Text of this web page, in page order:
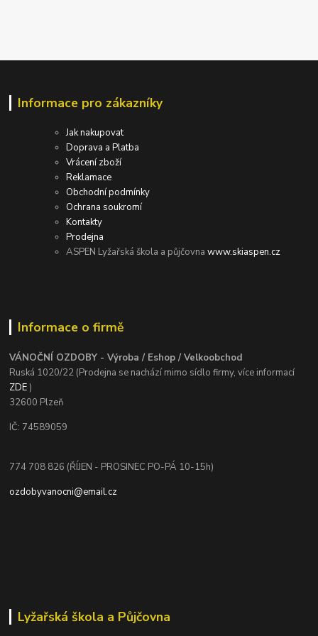
Informace pro zákazníky
Jak nakupovat
Doprava a Platba
Vrácení zboží
Reklamace
Obchodní podmínky
Ochrana soukromí
Kontakty
Prodejna
ASPEN Lyžařská škola a půjčovnawww.skiaspen.cz
Informace o firmě
VÁNOČNÍ OZDOBY - Výroba / Eshop / Velkoobchod
Ruská 1020/22 (Prodejna se nachází mimo sídlo firmy, více informací
ZDE)
32600 Plzeň
IČ: 74589059
774 708 826 (ŘÍJEN - PROSINEC PO-PÁ 10-15h)
ozdobyvanocni@email.cz
Lyžařská škola a Půjčovna